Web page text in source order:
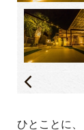
ひとことに